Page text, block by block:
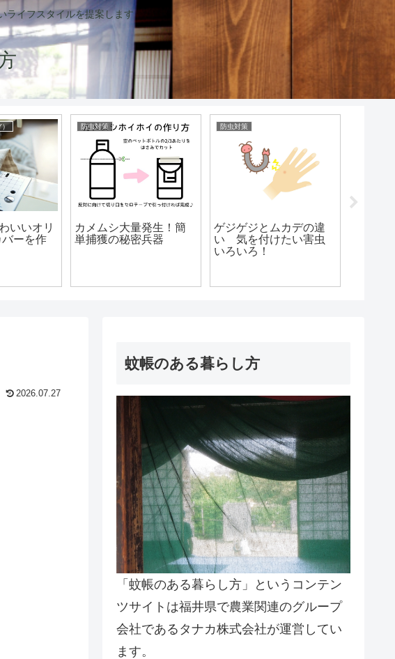
ライフスタイルを提案します
）
いいオリ
ーを作
防虫対策
カメムシ大量発生！簡
単捕獲の秘密兵器
防虫対策
ゲジゲジとムカデの違
い 気を付けたい害虫
いろいろ！
2026.07.27
蚊帳のある暮らし方
「蚊帳のある暮らし方」というコンテン
ツサイトは福井県で農業関連のグループ
会社であるタナカ株式会社が運営してい
ます。